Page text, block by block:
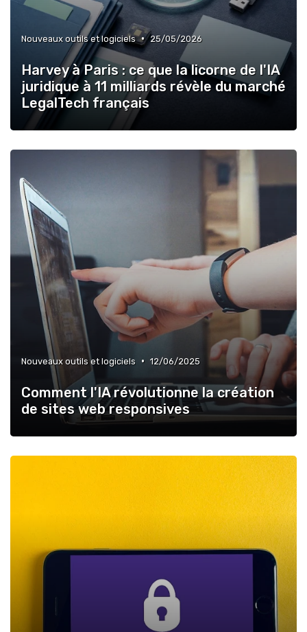
Nouveaux outils et logiciels • 25/05/2026
Harvey à Paris : ce que la licorne de l'IA
juridique à 11 milliards révèle du marché
LegalTech français
Nouveaux outils et logiciels • 12/06/2025
Comment l'IA révolutionne la création
de sites web responsives